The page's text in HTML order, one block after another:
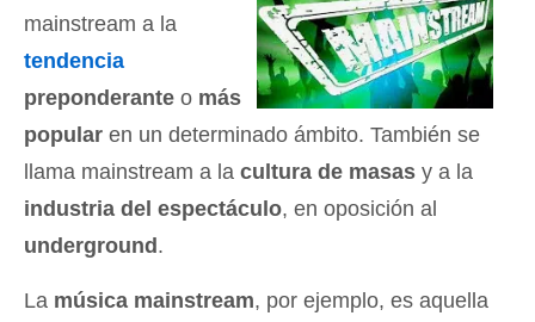
mainstream a la
tendencia
preponderante o más
popular en un determinado ámbito. También se
llama mainstream a la cultura de masas y a la
industria del espectáculo, en oposición al
underground .
La música mainstream, por ejemplo, es aquella